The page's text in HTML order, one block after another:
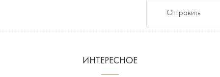
Отправить
ИНТЕРЕСНОЕ